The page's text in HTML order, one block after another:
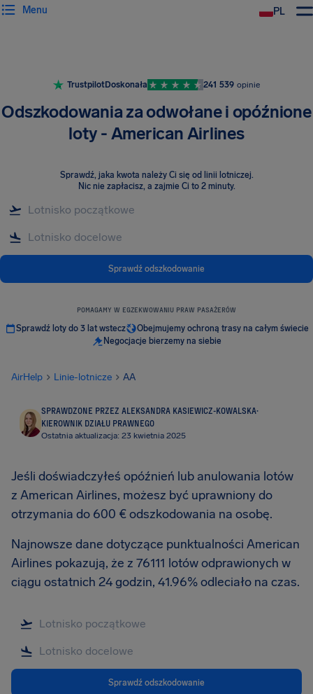
PL
Menu
TrustpilotDoskonała 241 539 opinie
Odszkodowania za odwołane i opóźnione
loty - American Airlines
Sprawdź, jaka kwota należy Ci się od linii lotniczej.
Nic nie zapłacisz, a zajmie Ci to 2 minuty.
Sprawdź odszkodowanie
POMAGAMY W EGZEKWOWANIU PRAW PASAŻERÓW
Sprawdź loty do 3 lat wstecz
Obejmujemy ochroną trasy na całym świecie
Negocjacje bierzemy na siebie
AirHelp Linie-lotnicze AA
SPRAWDZONE PRZEZ ALEKSANDRA KASIEWICZ-KOWALSKA·
KIEROWNIK DZIAŁU PRAWNEGO
Ostatnia aktualizacja: 23 kwietnia 2025
Jeśli doświadczyłeś opóźnień lub anulowania lotów
z American Airlines, możesz być uprawniony do
otrzymania do 600 € odszkodowania na osobę.
Najnowsze dane dotyczące punktualności American
Airlines pokazują, że z 76111 lotów odprawionych w
ciągu ostatnich 24 godzin, 41.96% odleciało na czas.
Sprawdź odszkodowanie